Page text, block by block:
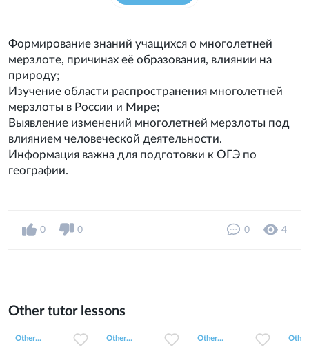
Формирование знаний учащихся о многолетней
мерзлоте, причинах её образования, влиянии на
природу;
Изучение области распространения многолетней
мерзлоты в России и Мире;
Выявление изменений многолетней мерзлоты под
влиянием человеческой деятельности.
Информация важна для подготовки к ОГЭ по
географии.
0 0 0 4
Other tutor lessons
Other... Other... Other...